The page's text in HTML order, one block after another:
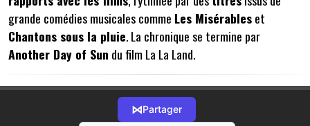
grande comédies musicales comme Les Misérableset
Chantons sous la pluie. La chronique se termine par
Another Day of Sun du film La La Land.
⋈Partager